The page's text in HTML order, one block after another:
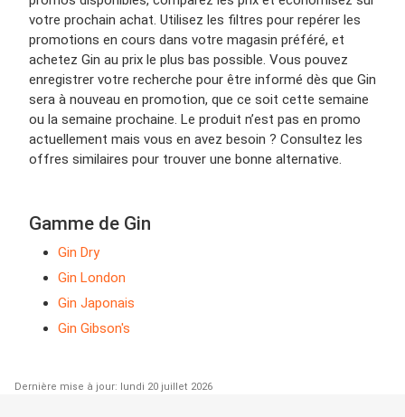
votre prochain achat. Utilisez les filtres pour repérer les
promotions en cours dans votre magasin préféré, et
achetez Gin au prix le plus bas possible. Vous pouvez
enregistrer votre recherche pour être informé dès que Gin
sera à nouveau en promotion, que ce soit cette semaine
ou la semaine prochaine. Le produit n’est pas en promo
actuellement mais vous en avez besoin ? Consultez les
offres similaires pour trouver une bonne alternative.
Gamme de Gin
Gin Dry
Gin London
Gin Japonais
Gin Gibson's
Dernière mise à jour: lundi 20 juillet 2026